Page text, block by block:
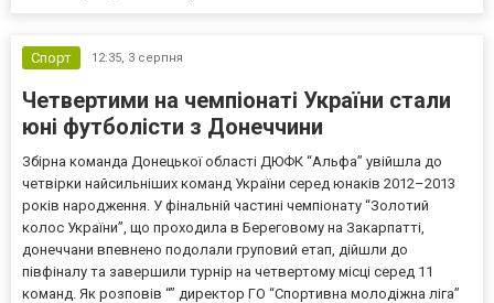
Спорт 12:35, 3 серпня
Четвертими на чемпіонаті України стали
юні футболісти з Донеччини
Збірна команда Донецької області ДЮФК “Альфа” увійшла до
четвірки найсильніших команд України серед юнаків 2012–2013
років народження. У фінальній частині чемпіонату “Золотий
колос України”, що проходила в Береговому на Закарпатті,
донеччани впевнено подолали груповий етап, дійшли до
півфіналу та завершили турнір на четвертому місці серед 11
команд. Як розповів “” директор ГО “Спортивна молодіжна ліга”